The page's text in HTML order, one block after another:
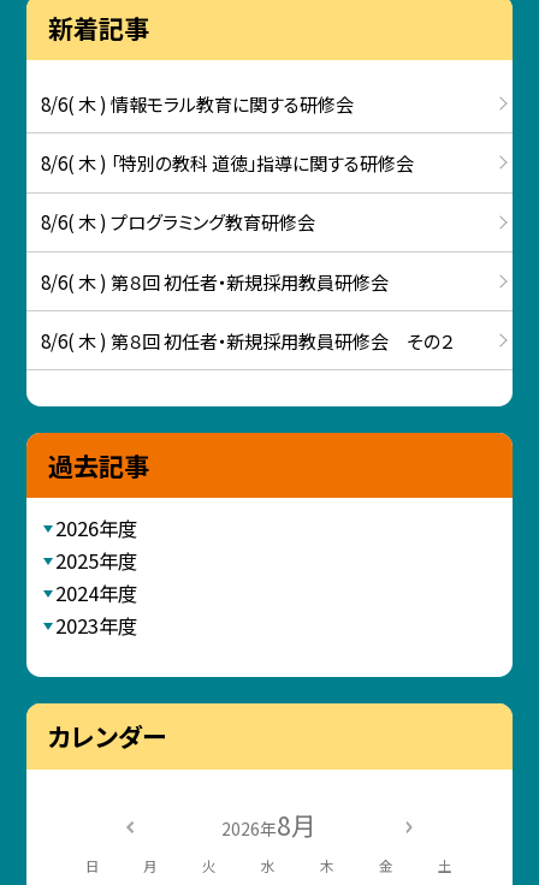
新着記事
8/6( 木 ) 情報モラル教育に関する研修会
8/6( 木 ) 「特別の教科 道徳」指導に関する研修会
8/6( 木 ) プログラミング教育研修会
8/6( 木 ) 第８回 初任者・新規採用教員研修会
8/6( 木 ) 第８回 初任者・新規採用教員研修会 その２
過去記事
2026年度
2025年度
2024年度
2023年度
カレンダー
2026年8月
日 月 火 水 木 金 土